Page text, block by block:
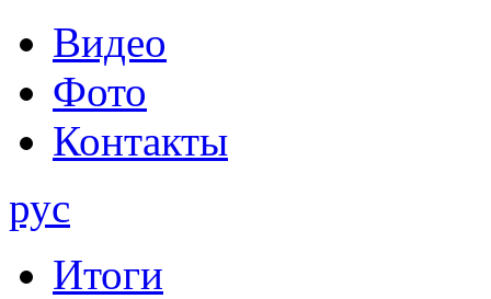
Видео
Фото
Контакты
рус
Итоги